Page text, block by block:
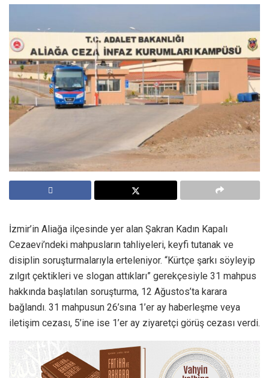
İzmir’in Aliağa ilçesinde yer alan Şakran Kadın Kapalı
Cezaevi’ndeki mahpusların tahliyeleri, keyfi tutanak ve
disiplin soruşturmalarıyla erteleniyor. “Kürtçe şarkı söyleyip
zılgıt çektikleri ve slogan attıkları” gerekçesiyle 31 mahpus
hakkında başlatılan soruşturma, 12 Ağustos’ta karara
bağlandı. 31 mahpusun 26’sına 1’er ay haberleşme veya
iletişim cezası, 5’ine ise 1’er ay ziyaretçi görüş cezası verdi.